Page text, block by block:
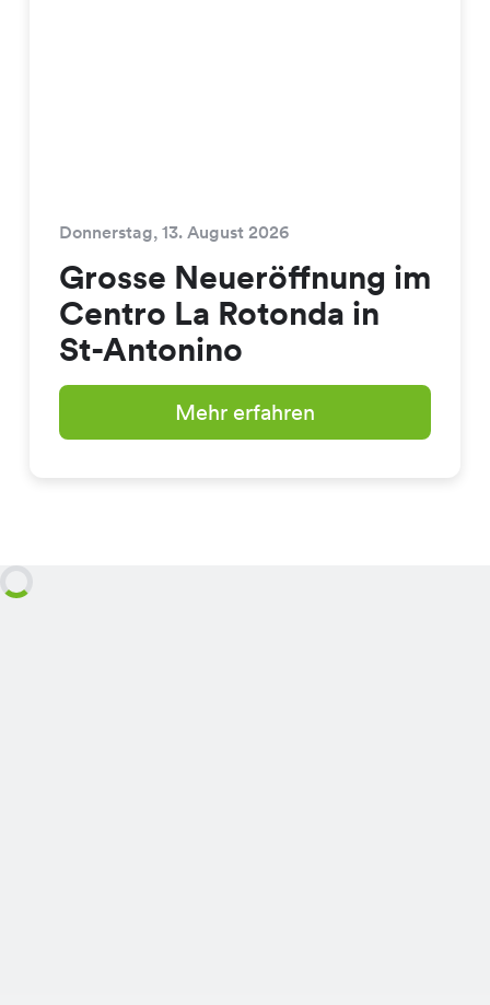
Donnerstag, 13. August 2026
Grosse Neueröffnung im
Centro La Rotonda in
St-Antonino
Mehr erfahren